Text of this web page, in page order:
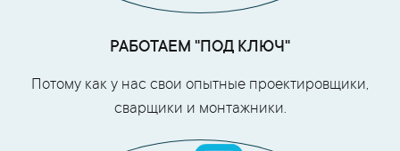
РАБОТАЕМ "ПОД КЛЮЧ"
Потому как у нас свои опытные проектировщики,
сварщики и монтажники.